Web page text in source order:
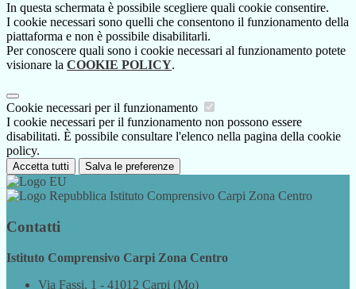
In questa schermata è possibile scegliere quali cookie consentire.
I cookie necessari sono quelli che consentono il funzionamento della
piattaforma e non è possibile disabilitarli.
Per conoscere quali sono i cookie necessari al funzionamento potete
visionare la COOKIE POLICY.
Cookie necessari per il funzionamento
I cookie necessari per il funzionamento non possono essere
disabilitati. È possibile consultare l'elenco nella pagina della cookie
policy.
Accetta tutti Salva le preferenze
Istituto Comprensivo Carpi Zona Centro
Contatti
Istituto Comprensivo Carpi Zona Centro
Via Fassi, 1 - 41012 Carpi (Mo)